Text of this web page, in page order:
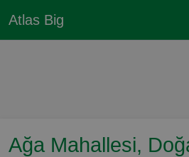
Atlas Big
Ağa Mahallesi,